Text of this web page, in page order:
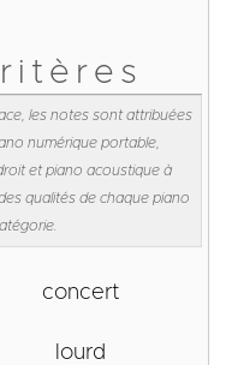
les notes sont attribuées
numérique portable,
et piano acoustique à
qualités de chaque piano
concert
lourd